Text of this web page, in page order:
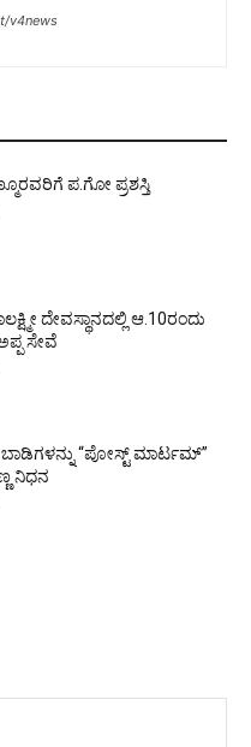
v4news
ಪ.ಗೋ ಪ್ರಶಸ್ತಿ
ದೇವಸ್ಥಾನದಲ್ಲಿ ಆ.10ರಂದು
ಸೇವೆ
“ಪೋಸ್ಟ್ ಮಾರ್ಟಮ್”
ನಿಧನ